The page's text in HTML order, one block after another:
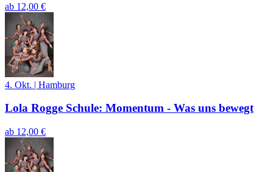
ab 12,00 €
4. Okt. | Hamburg
Lola Rogge Schule: Momentum - Was uns bewegt
ab 12,00 €